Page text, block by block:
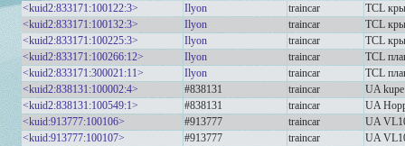
<kuid2:833171:100122:3>
Ilyon traincar
TCL
<kuid2:833171:100132:3>
Ilyon traincar
TCL
<kuid2:833171:100225:3>
Ilyon traincar
TCL
<kuid2:833171:100266:12>
Ilyon traincar
TCL
<kuid2:833171:300021:11>
Ilyon traincar
TCL
<kuid2:838131:100002:4>
#838131 traincar
UA
<kuid2:838131:100549:1>
#838131 traincar
UA
<kuid:913777:100106>
#913777 traincar
UA
<kuid:913777:100107>
#913777 traincar
UA